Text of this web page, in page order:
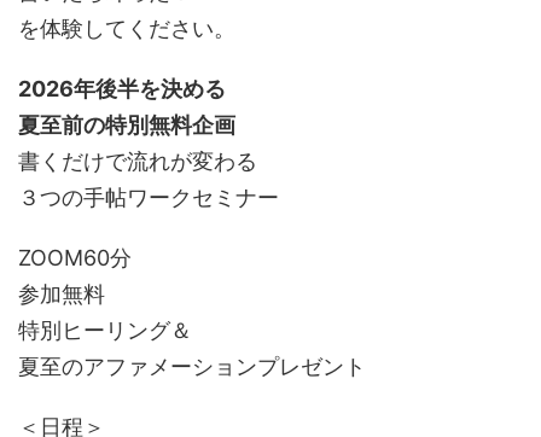
を体験してください。
2026年後半を決める
夏至前の特別無料企画
書くだけで流れが変わる
３つの手帖ワークセミナー
ZOOM60分
参加無料
特別ヒーリング＆
夏至のアファメーションプレゼント
＜日程＞